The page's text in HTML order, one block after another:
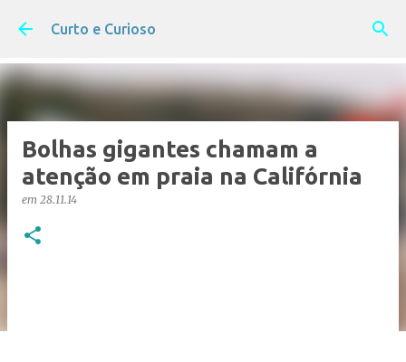
Pular para o conteúdo principal
Curto e Curioso
Bolhas gigantes chamam a
atenção em praia na Califórnia
em 28.11.14